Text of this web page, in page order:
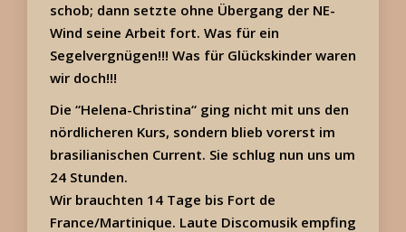
schob; dann setzte ohne Übergang der NE-
Wind seine Arbeit fort. Was für ein
Segelvergnügen!!! Was für Glückskinder waren
wir doch!!!
Die “Helena-Christina“ ging nicht mit uns den
nördlicheren Kurs, sondern blieb vorerst im
brasilianischen Current. Sie schlug nun uns um
24 Stunden.
Wir brauchten 14 Tage bis Fort de
France/Martinique. Laute Discomusik empfing